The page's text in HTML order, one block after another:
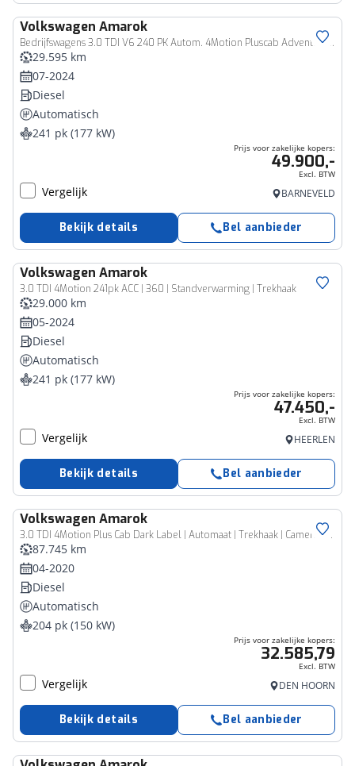
Volkswagen Amarok
Bedrijfswagens 3.0 TDI V6 240 PK Autom. 4Motion Pluscab Adventura Climatronic | Ergo Comfort interieur | Leder | Stoelverwarming | Led | Harman kardon geluid | Camera | Omgeving Vieuw | Trekhaak | Laadruimte afdekking
Bedrijfswagen
29.595 km
07-2024
Diesel
Automatisch
241 pk (177 kW)
Prijs voor zakelijke kopers:
49.900,-
Excl. BTW
Vergelijk BARNEVELD
Bekijk details Bel aanbieder
Volkswagen Amarok
3.0 TDI 4Motion 241pk ACC | 360 | Standverwarming | Trekhaak
Bedrijfswagen
29.000 km
05-2024
Diesel
Automatisch
241 pk (177 kW)
Prijs voor zakelijke kopers:
47.450,-
Excl. BTW
Vergelijk HEERLEN
Bekijk details Bel aanbieder
Volkswagen Amarok
3.0 TDI 4Motion Plus Cab Dark Label | Automaat | Trekhaak | Camera | Apple Carplay/Android Auto | Stoelverwarming | Cruise Control | Climate Control | Navigatie
Bedrijfswagen
87.745 km
04-2020
Diesel
Automatisch
204 pk (150 kW)
Prijs voor zakelijke kopers:
32.585,79
Excl. BTW
Vergelijk DEN HOORN
Bekijk details Bel aanbieder